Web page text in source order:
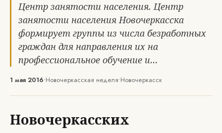
Центр занятости населения. Центр
занятости населения Новочеркасска
формирует группы из числа безработных
граждан для направления их на
профессиональное обучение и…
1 мая 2016•Новочеркасская неделя•Новочеркасск
Новочеркасских